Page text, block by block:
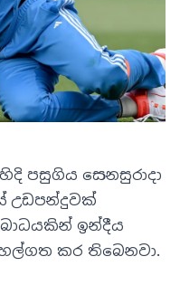
පසුගිය සෙනසුරාදා
උඩපන්දුවක්
ඉන්දීය
කර තිබෙනවා.